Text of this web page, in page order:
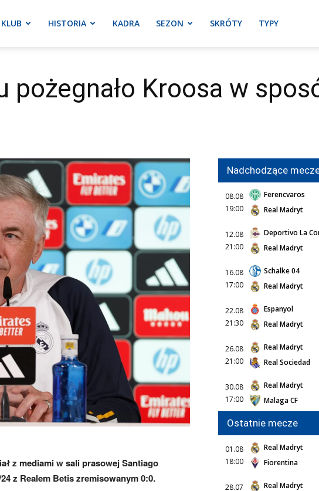
KLUB HISTORIA KADRA SEZON SKRÓTY TYPY
Kroosa w
z mediami w sali prasowej Santiago
z Realem Betis zremisowanym 0:0.
Nadchodzące
08.08
19:00
Ferencvaros
Real Madryt
12.08
21:00
Deportivo La
Real Madryt
16.08
17:00
Schalke 04
Real Madryt
22.08
21:30
Espanyol
Real Madryt
26.08
21:00
Real Madryt
Real Sociedad
30.08
17:00
Real Madryt
Malaga CF
Ostatnie mecze
01.08
18:00
Real Madryt
Fiorentina
28.07
Real Madryt